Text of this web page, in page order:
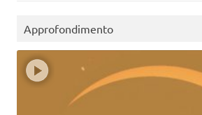
Approfondimento